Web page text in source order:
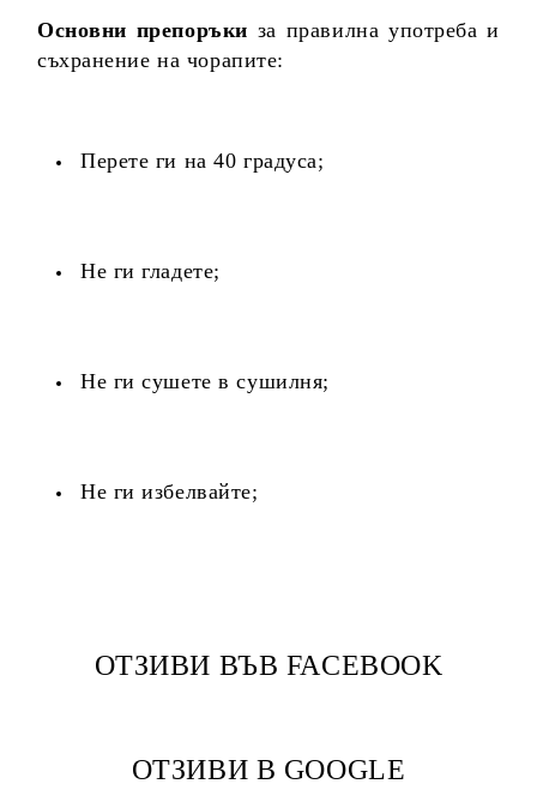
Основни препоръки за правилна употреба и
съхранение на чорапите:
Перете ги на 40 градуса;
Не ги гладете;
Не ги сушете в сушилня;
Не ги избелвайте;
ОТЗИВИ ВЪВ FACEBOOK
ОТЗИВИ В GOOGLE